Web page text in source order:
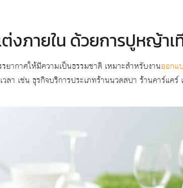
งภายใน ด้วยการปูหญ้าเ
ากาศให้มีความเป็นธรรมชาติ เหมาะสำหรับงานออกแ
า เช่น ธุรกิจบริการประเภทร้านนวดสปา ร้านคาร์แค